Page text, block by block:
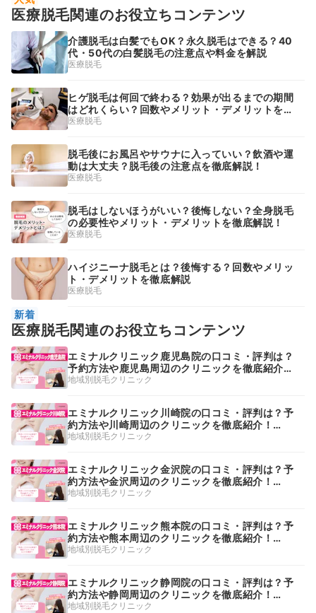
医療脱毛関連のお役立ちコンテンツ
介護脱毛は白髪でもOK？永久脱毛はできる？40
代・50代の白髪脱毛の注意点や料金を解説
医療脱毛
ヒゲ脱毛は何回で終わる？効果が出るまでの期間
はどれくらい？回数やメリット・デメリットを徹
底解説
医療脱毛
脱毛後にお風呂やサウナに入っていい？飲酒や運
動は大丈夫？脱毛後の注意点を徹底解説！
医療脱毛
脱毛はしないほうがいい？後悔しない？全身脱毛
の必要性やメリット・デメリットを徹底解説！
医療脱毛
ハイジニーナ脱毛とは？後悔する？回数やメリッ
ト・デメリットを徹底解説
医療脱毛
新着
医療脱毛関連のお役立ちコンテンツ
エミナルクリニック鹿児島院の口コミ・評判は？
予約方法や鹿児島周辺のクリニックを徹底紹介！
【2026年】
地域別脱毛クリニック
エミナルクリニック川崎院の口コミ・評判は？予
約方法や川崎周辺のクリニックを徹底紹介！
【2026年】
地域別脱毛クリニック
エミナルクリニック金沢院の口コミ・評判は？予
約方法や金沢周辺のクリニックを徹底紹介！
【2026年】
地域別脱毛クリニック
エミナルクリニック熊本院の口コミ・評判は？予
約方法や熊本周辺のクリニックを徹底紹介！
【2026年】
地域別脱毛クリニック
エミナルクリニック静岡院の口コミ・評判は？予
約方法や静岡周辺のクリニックを徹底紹介！
【2026年】
地域別脱毛クリニック